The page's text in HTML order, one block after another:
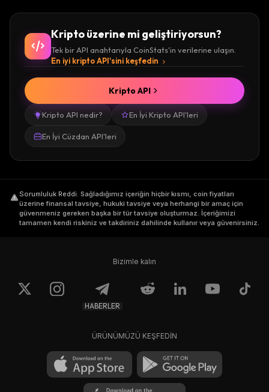
Kripto üzerine mi geliştiriyorsun?
Tek bir API anahtarıyla CoinStats'in verilerine ulaşın.
En iyi kripto API'sini keşfedin
Kripto API nedir? En İyi Kripto API'leri
En İyi Cüzdan API'leri
Kripto API
Sorumluluk Reddi. Sağladığımız içeriğin hiçbir kısmı, coin fiyatları
üzerine finansal tavsiye, hukuki tavsiye veya herhangi bir amaç için
güvenmeniz gereken başka bir tür tavsiye oluşturmaz. İçeriğimizi
tamamen kendi riskiniz ve takdiriniz dahilinde kullanır veya güvenirsiniz.
Bizimle kalın
HABERLER
ÜRÜNÜMÜZÜ KEŞFEDİN